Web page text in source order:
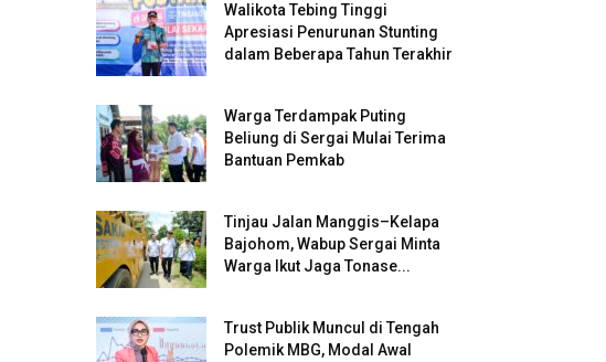
Walikota Tebing Tinggi
Apresiasi Penurunan Stunting
dalam Beberapa Tahun Terakhir
Warga Terdampak Puting
Beliung di Sergai Mulai Terima
Bantuan Pemkab
Tinjau Jalan Manggis–Kelapa
Bajohom, Wabup Sergai Minta
Warga Ikut Jaga Tonase...
Trust Publik Muncul di Tengah
Polemik MBG, Modal Awal